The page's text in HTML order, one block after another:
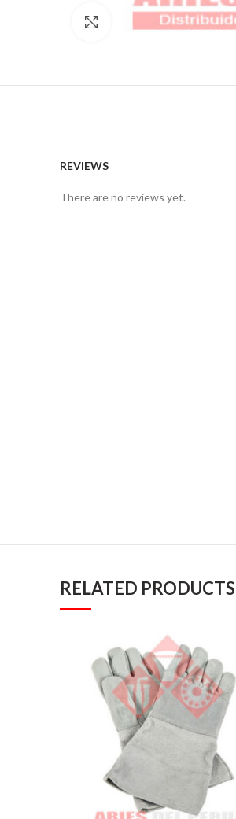
Click to enlarge
REVIEWS
There are no reviews yet.
RELATED PRODUCTS